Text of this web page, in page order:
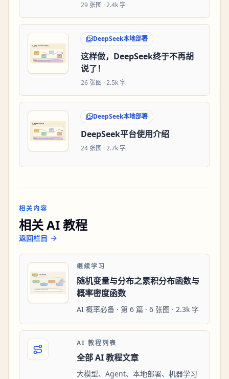
29 张图 ·2.4k 字
DeepSeek本地部署
这样做，DeepSeek终于不再胡
说了！
26 张图 ·2.5k 字
DeepSeek本地部署
DeepSeek平台使用介绍
24 张图 ·2.7k 字
相关内容
相关 AI 教程
返回栏目
继续学习
随机变量与分布之累积分布函数与
概率密度函数
AI 概率必备 · 第 6 篇 · 6 张图 · 2.3k 字
AI 教程列表
全部 AI 教程文章
大模型、Agent、本地部署、机器学习